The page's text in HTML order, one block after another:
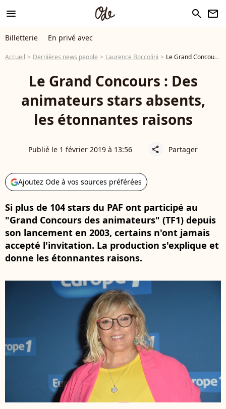
menu search newsletter
Billetterie En privé avec
Accueil Dernières news people Laurence Boccolini Le Grand Concours : Des animateurs stars absents, les étonnantes raisons
Le Grand Concours : Des
animateurs stars absents,
les étonnantes raisons
Publié le 1 février 2019 à 13:56 share Partager
Ajoutez Ode à vos sources préférées
Si plus de 104 stars du PAF ont participé au
"Grand Concours des animateurs" (TF1) depuis
son lancement en 2003, certains n'ont jamais
accepté l'invitation. La production s'explique et
donne les étonnantes raisons.